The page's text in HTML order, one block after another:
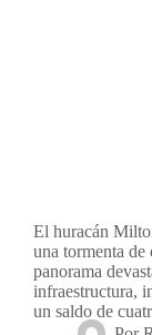
El huracán
una tormenta de
panorama
infraestructura,
un saldo de